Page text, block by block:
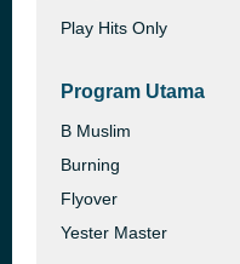
Play Hits Only
Program Utama
B Muslim
Burning
Flyover
Yester Master